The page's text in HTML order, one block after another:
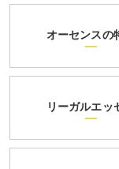
オーセンスの
リーガルエッ